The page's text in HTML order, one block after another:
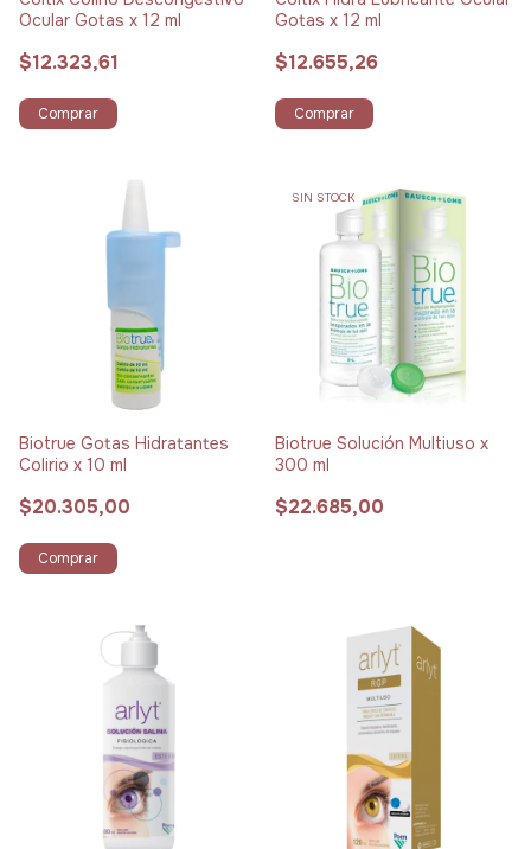
Ocular Gotas x 12 ml
$12.323,61
Comprar
Gotas x 12 ml
$12.655,26
Comprar
Biotrue Gotas Hidratantes
Colirio x 10 ml
$20.305,00
Comprar
SIN STOCK
Biotrue Solución Multiuso x
300 ml
$22.685,00